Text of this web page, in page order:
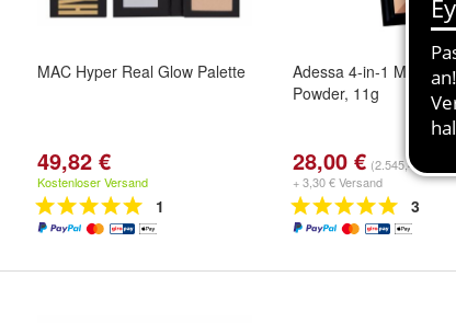
MAC Hyper Real Glow Palette
49,82 €
Kostenloser Versand
1
Adessa 4-in-1 Make-up
Powder, 11g
28,00 € (2.545,45 €/kg)
+ 3,30 € Versand
3